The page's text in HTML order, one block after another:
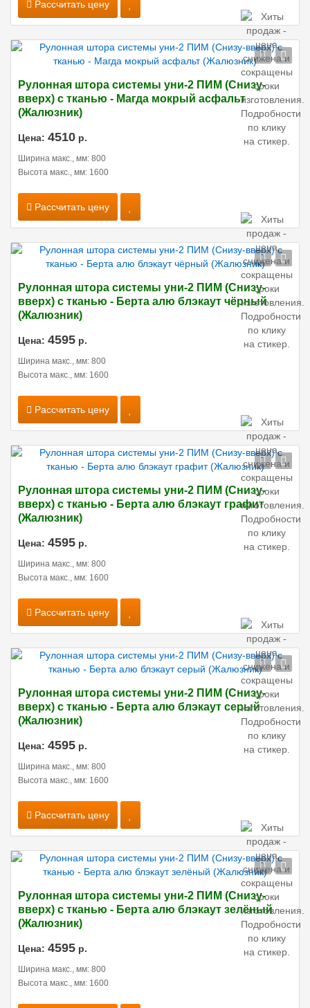
Рассчитать цену
Рулонная штора системы уни-2 ПИМ (Снизу-
вверх) с тканью - Магда мокрый асфальт
(Жалюзник)
Цена: 4510 р.
Ширина макс., мм: 800
Высота макс., мм: 1600
Рассчитать цену
Рулонная штора системы уни-2 ПИМ (Снизу-
вверх) с тканью - Берта алю блэкаут чёрный
(Жалюзник)
Цена: 4595 р.
Ширина макс., мм: 800
Высота макс., мм: 1600
Рассчитать цену
Рулонная штора системы уни-2 ПИМ (Снизу-
вверх) с тканью - Берта алю блэкаут графит
(Жалюзник)
Цена: 4595 р.
Ширина макс., мм: 800
Высота макс., мм: 1600
Рассчитать цену
Рулонная штора системы уни-2 ПИМ (Снизу-
вверх) с тканью - Берта алю блэкаут серый
(Жалюзник)
Цена: 4595 р.
Ширина макс., мм: 800
Высота макс., мм: 1600
Рассчитать цену
Рулонная штора системы уни-2 ПИМ (Снизу-
вверх) с тканью - Берта алю блэкаут зелёный
(Жалюзник)
Цена: 4595 р.
Ширина макс., мм: 800
Высота макс., мм: 1600